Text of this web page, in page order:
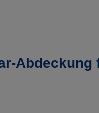
Abdeckung